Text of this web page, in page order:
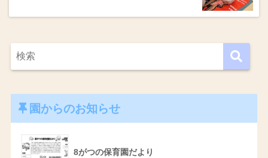
園からのお知らせ
8がつの保育園だより